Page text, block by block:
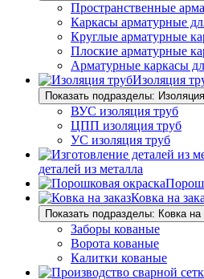
Пространственные
Каркасы арматурные
Круглые арматурные
Плоские арматурные
Арматурные каркасы
Изоляция
Показать подразделы:
ВУС изоляция труб
ЦПП изоляция труб
УС изоляция труб
деталей из металла
Ковка на
Показать подразделы: Ковка на
Заборы кованые
Ворота кованые
Калитки кованые